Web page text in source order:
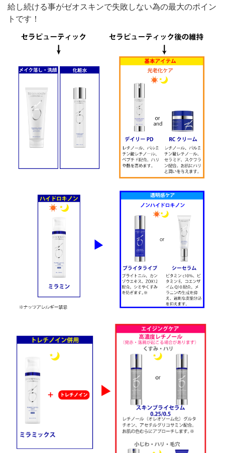
給し続ける事がゼオスキンで失敗しない為の最大のポイン
トです！